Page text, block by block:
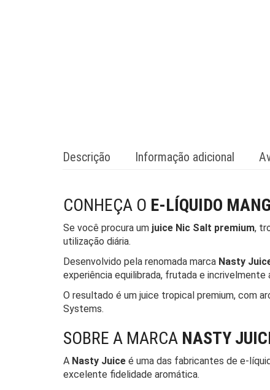
Descrição Informação adicional
CONHEÇA O E-LÍQUIDO
Se você procura um juice Nic Salt premium,
utilização diária.
Desenvolvido pela renomada marca Nasty
experiência equilibrada, frutada e
O resultado é um juice tropical premium, com
Systems.
SOBRE A MARCA NASTY
A Nasty Juice é uma das fabricantes de e-
excelente fidelidade aromática.